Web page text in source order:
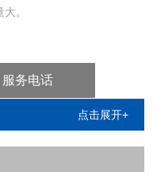
。
长。
服务电话
点击展开+